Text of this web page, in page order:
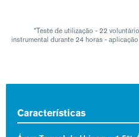
*Teste de utilização - 22
instrumental durante 24 horas -
Características